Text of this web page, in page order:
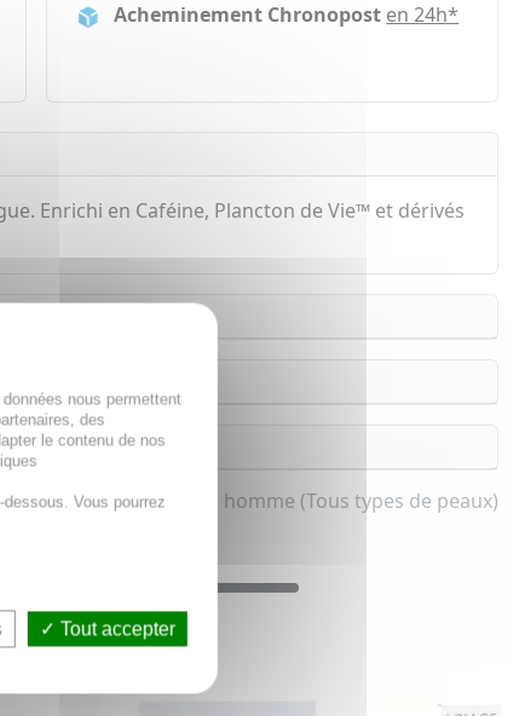
Acheminement Chronopost en 24h*
Enrichi en Caféine, Plancton de Vie™ et dérivés
yeux anti-poches pour homme (Tous types de peaux)
nous permettent
des
le contenu de nos
Vous pourrez
Tout accepter